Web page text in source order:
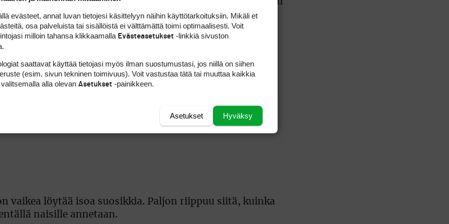
huomioarvon laskemista. Sörenstamilla on
hän haluaa olla vahvasti mukana. Siitä kertoo
Mission Hills Groupin kanssa.
kansainvälistiä kisaa tullaan pelaamaan
nimeä kantavalla kentällä.
antaa puolestani jotain takaisinkin. Annika
arvostusta Aasiassa, mutta toki myös muualla
vaikea löytää isoa suosikkia. Paljon riippuu siitä, kuinka
naisille annetaan.
evästeet, annat luvan tietojesi käsittelyyn näihin käyttötarkoituksiin. Mikäli et
osa palveluista tai sisällöistä ei välttämättä toimi optimaalisesti. Voit
milloin tahansa klikkaamalla Evästeasetukset -linkkiä sivuston
saattavat käyttää tietojasi myös ilman suostumustasi, jos niillä on siihen
(esim. sivun tekninen toimivuus). Voit vastustaa tätä tai muuttaa kaikkia
alla olevan Asetukset -painikkeen.
Hyväksy
Asetukset